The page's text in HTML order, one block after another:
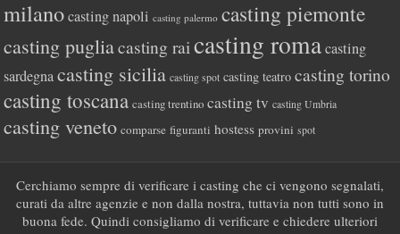
milano casting napoli casting palermo casting piemonte
casting pugliacasting rai casting roma casting
sardegna casting sicilia casting spot casting teatro casting torino
casting toscana casting trentino casting tv casting Umbria
casting veneto comparse figuranti hostess provini spot
Cerchiamo sempre di verificare i casting che ci vengono segnalati,
curati da altre agenzie e non dalla nostra, tuttavia non tutti sono in
buona fede. Quindi consigliamo di verificare e chiedere ulteriori